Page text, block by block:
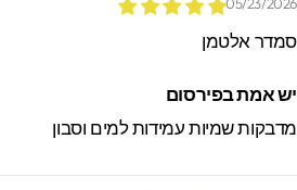
05/23/
אלטמן
אמת בפירסום
שמיות עמידות למים וסבון